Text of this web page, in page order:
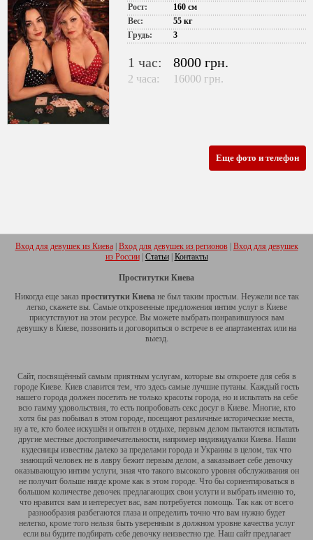
Рост:
160 см
Вес:
55 кг
Грудь:
3
1 час: 8000 грн.
2 часа: 16000 грн.
Еще фото и телефон
Вход для девушек из Киева| Вход для девушек из регионов| Вход для девушек
из России| Статьи| Контакты
Проститутки Киева
Никогда еще заказ проститутки Киеване был таким простым. Неужели все так
легко, скажете вы. Самые откровенные предложения интим услуг в Киеве
присутствуют на этом ресурсе. Вы можете выбрать понравившуюся вам
девушку в Киеве, позвонить и договориться о встрече в ее апартаментах или на
выезд.
Сайт, посвящённый самым приятным услугам, которые вы откроете для себя в
городе Киеве. Киев славится тем, что здесь самые лучшие путаны. Каждый гость
нашего города должен посетить не только красоты города, но и испытать на себе
всю гамму удовольствия, то есть попробовать секс досуг в Киеве. Многие, кто
хотя бы раз побывал в этом городе, посещают различные исторические места,
ну а те, кто более искушён и опытен в отдыхе, первым делом пытаются испытать
другие местные достопримечательности, например индивидуалки Киева. Наши
кудесницы известны далеко за пределами города и Украины в целом, так что
знающий человек не в лавру бежит первым делом, а заказывает себе девочку
оказывающую интим услуги, зная что такого высокого уровня обслуживания он
не получит больше нигде кроме как в этом городе. Что бы сориентироваться в
большом количестве девочек предлагающих свои услуги и выбрать именно то,
что нравится вам и интересует вас, вам потребуется помощь. Так как от всего
разнообразия разбегаются глаза и определить точно что вам нужно будет
нелегко, кроме того нельзя быть уверенным в должном уровне качества услуг
если вы будите подбирать себе девочку неизвестно где. Наш сайт предлагает